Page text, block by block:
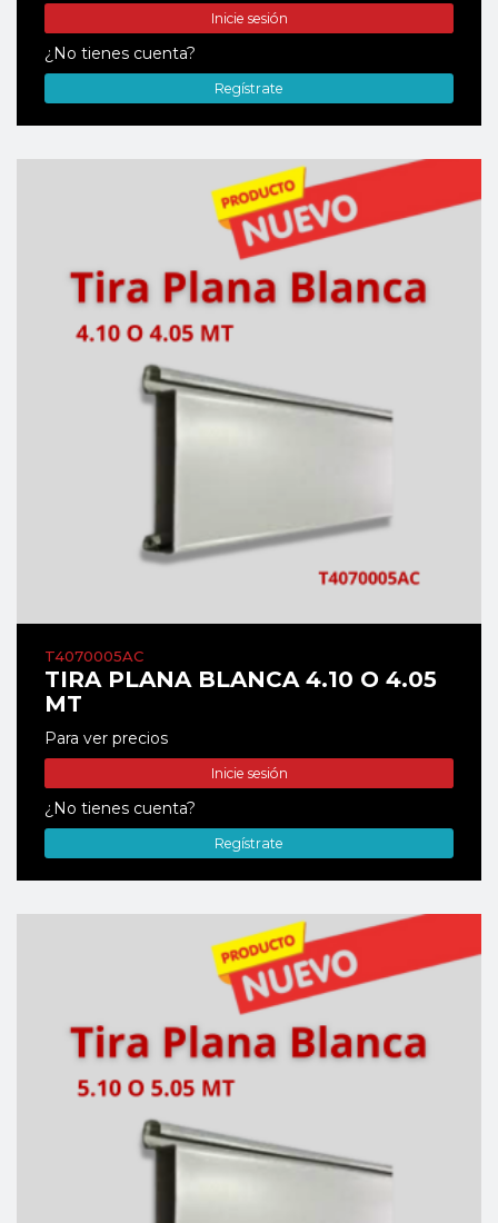
Inicie sesión
¿No tienes cuenta?
Regístrate
T4070005AC
TIRA PLANA BLANCA 4.10 O 4.05
MT
Para ver precios
Inicie sesión
¿No tienes cuenta?
Regístrate